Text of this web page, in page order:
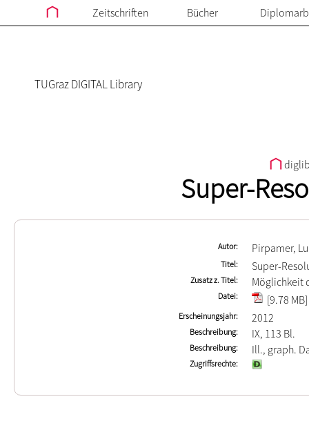
Zeitschriften Bücher
TUGraz DIGITAL Library
Super-
Autor Pirpamer,
Titel Super-
Zusatz z. Titel Möglichkeit
Datei [9.78 MB]
Erscheinungsjahr 2012
Beschreibung IX, 113 Bl.
Beschreibung Ill., graph.
Zugriffsrechte